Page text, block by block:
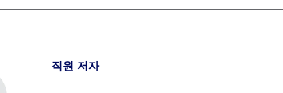
직원 저자